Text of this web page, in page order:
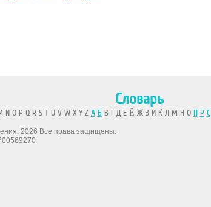
Словарь
O P Q R S T U V W X Y Z А БВ Г Д Е Ё Ж З И К Л М Н О П Р С
2026 Все права защищены.